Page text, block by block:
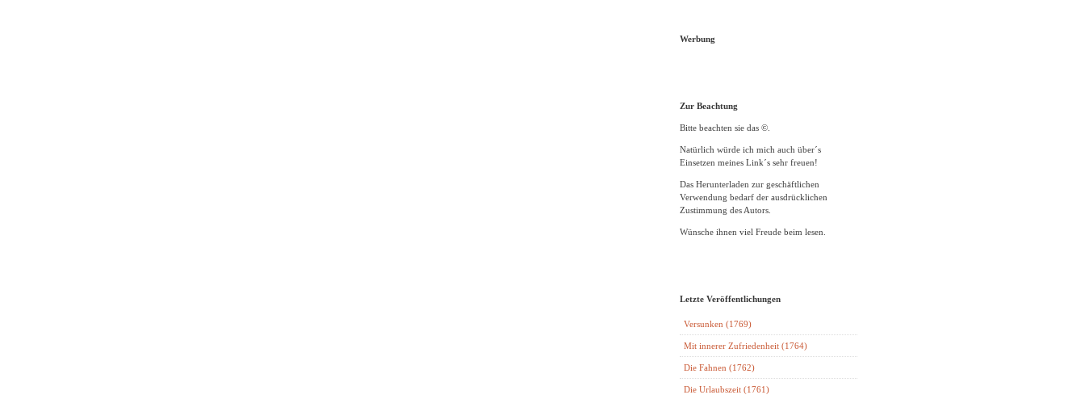
Werbung
Zur Beachtung
Bitte beachten sie das ©.
Natürlich würde ich mich auch über´s
Einsetzen meines Link´s sehr freuen!
Das Herunterladen zur geschäftlichen
Verwendung bedarf der ausdrücklichen
Zustimmung des Autors.
Wünsche ihnen viel Freude beim lesen.
Letzte Veröffentlichungen
Versunken (1769)
Mit innerer Zufriedenheit (1764)
Die Fahnen (1762)
Die Urlaubszeit (1761)